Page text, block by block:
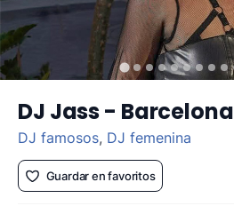
DJ Jass - Barcelona
DJ famosos, DJ femenina
Guardar en favoritos